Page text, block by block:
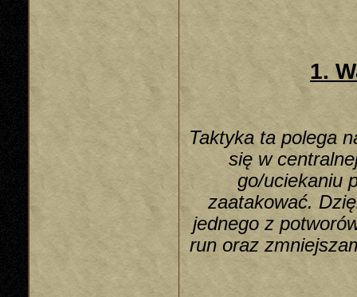
1.
Taktyka ta polega
się w
go/uciekaniu
zaatakować.
jednego z
run oraz